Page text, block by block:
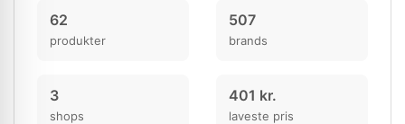
62
produkter
507
brands
3
shops
401 kr.
laveste pris